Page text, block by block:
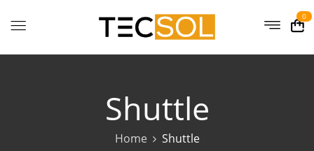
0
Shuttle
Home Shuttle